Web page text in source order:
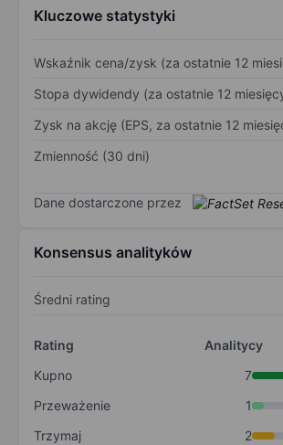
Kluczowe statystyki
Wskaźnik cena/zysk (za ostatnie 12
Stopa dywidendy (za ostatnie 12
Zysk na akcję (EPS, za ostatnie 12
Zmienność (30 dni)
Dane dostarczone przez
Konsensus analityków
Średni rating
Rating
Analitycy
Kupno
7
Przeważenie
1
Trzymaj
2